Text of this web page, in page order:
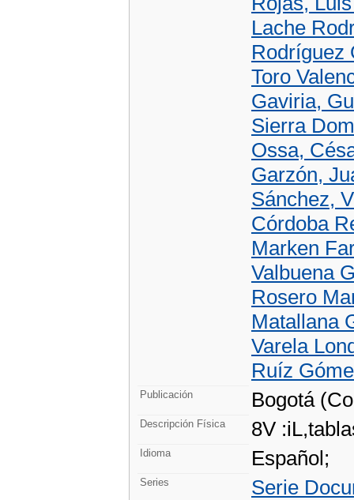
Lache
Rodríguez
Toro
Gaviria,
Sierra
Ossa,
Garzón,
Sánchez,
Córdoba
Marken
Valbuena
Rosero
Matallana
Varela
Ruíz
Publicación Bogotá
Descripción Física 8V
Idioma Español;
Series Serie